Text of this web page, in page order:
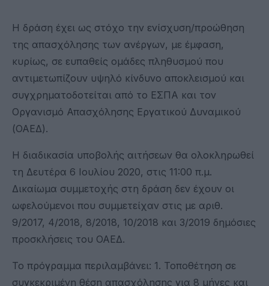
Η δράση έχει ως στόχο την ενίσχυση/προώθηση
της απασχόλησης των ανέργων, με έμφαση,
κυρίως, σε ευπαθείς ομάδες πληθυσμού που
αντιμετωπίζουν υψηλό κίνδυνο αποκλεισμού και
συγχρηματοδοτείται από το ΕΣΠΑ και τον
Οργανισμό Απασχόλησης Εργατικού Δυναμικού
(ΟΑΕΔ).
Η διαδικασία υποβολής αιτήσεων θα ολοκληρωθεί
τη Δευτέρα 6 Ιουλίου 2020, στις 11:00 π.μ.
Δικαίωμα συμμετοχής στη δράση δεν έχουν οι
ωφελούμενοι που συμμετείχαν στις με αριθ.
9/2017, 4/2018, 8/2018, 10/2018 και 3/2019 δημόσιες
προσκλήσεις του ΟΑΕΔ.
Το πρόγραμμα περιλαμβάνει: 1. Τοποθέτηση σε
συγκεκριμένη θέση απασχόλησης για 8 μήνες και